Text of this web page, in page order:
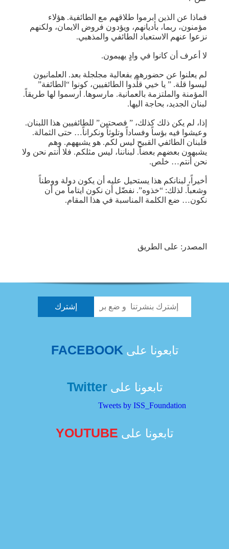
فماذا عن الذين ابرموا طلاقهم مع الطائفية. هؤلاء
مؤمنون، ربما، بأديانهم، ويؤدون فروض الايمان، ولكنهم
نزعوا عنهم الاستعباد الطائفي والمذهبي.
لا أعرف أن كانوا في وادٍ يهيمون.
لم يعلنوا عن حضورهم بفعالية مجلجلة بعد. العلمانيون
ليسوا قلة. ” يا خيي قلِّدوا الطائفيين، كونوا “الطائفة”
المؤمنة والملتزمة بالعمانية. مارسوها. ارسموا لها طريقاً.
لبنان الجديد، بحاجة اليها.
إذا، لم يكن ذلك كذلك، ” فصحتين” للطائفيين هذا اللبنان.
وعيشوا فيه بؤساً وفساداً وتلوثاً ونكراناً… حتى الثمالة.
فلبنان الطائفي القبيح ليس لكم. هو يشبههم. وهم
يشبهون بعضهم بعضاً. لبناننا، ليس مثلكم. فلا أنتم نحن ولا
نحن أنتم… خلص.
أخيراً، لبنانكم هذا يستحيل عليه أن يكون دولة ووطناً
وشعباً. لذلك: “خذوه”. نفضّل أن نكون ايتاماً من أن
نكون… ضع الكلمة المناسبة في هذا المقام.
المصدر: على الطريق
تابعونا على FACEBOOK
تابعونا علىTwitter
Tweets by ISS_Foundation
تابعونا على YOUTUBE